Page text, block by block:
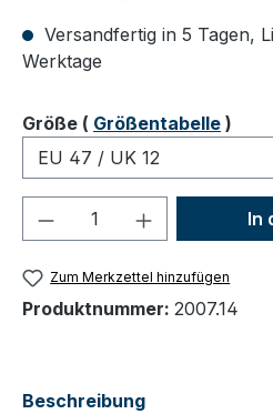
Versandfertig in 5 Tagen,
Werktage
Größeauswählen
( Größentabelle )
Produkt Anzahl: In
Zum Merkzettel hinzufügen
Produktnummer: 2007.14
Beschreibung